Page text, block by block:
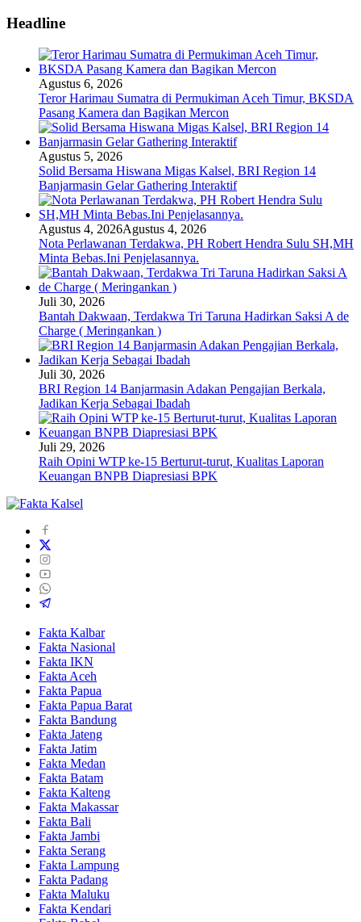
Headline
Agustus 6, 2026
Teror Harimau Sumatra di Permukiman Aceh Timur, BKSDA
Pasang Kamera dan Bagikan Mercon
Agustus 5, 2026
Solid Bersama Hiswana Migas Kalsel, BRI Region 14
Banjarmasin Gelar Gathering Interaktif
Agustus 4, 2026Agustus 4, 2026
Nota Perlawanan Terdakwa, PH Robert Hendra Sulu SH,MH
Minta Bebas.Ini Penjelasannya.
Juli 30, 2026
Bantah Dakwaan, Terdakwa Tri Taruna Hadirkan Saksi A de
Charge ( Meringankan )
Juli 30, 2026
BRI Region 14 Banjarmasin Adakan Pengajian Berkala,
Jadikan Kerja Sebagai Ibadah
Juli 29, 2026
Raih Opini WTP ke-15 Berturut-turut, Kualitas Laporan
Keuangan BNPB Diapresiasi BPK
Fakta Kalbar
Fakta Nasional
Fakta IKN
Fakta Aceh
Fakta Papua
Fakta Papua Barat
Fakta Bandung
Fakta Jateng
Fakta Jatim
Fakta Medan
Fakta Batam
Fakta Kalteng
Fakta Makassar
Fakta Bali
Fakta Jambi
Fakta Serang
Fakta Lampung
Fakta Padang
Fakta Maluku
Fakta Kendari